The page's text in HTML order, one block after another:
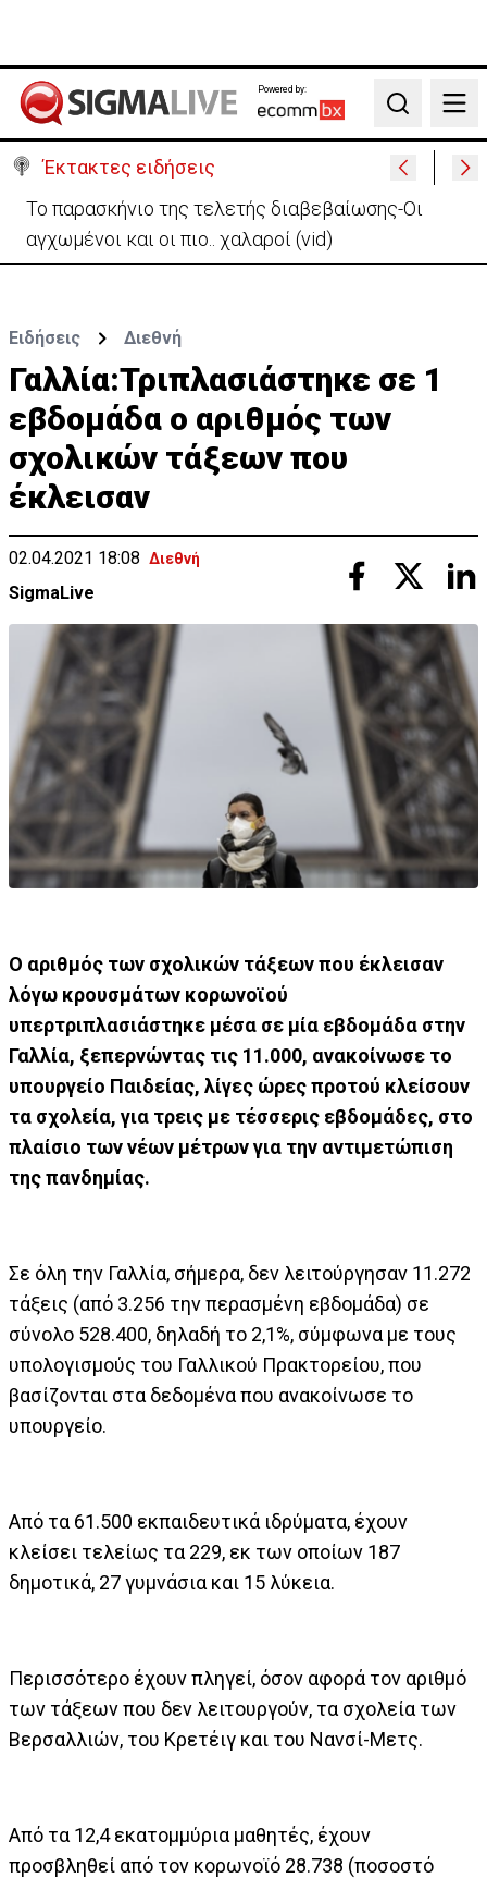
Powered by:
Search
Έκτακτες ειδήσεις
Το παρασκήνιο της τελετής διαβεβαίωσης-Οι
αγχωμένοι και οι πιο.. χαλαροί (vid)
Ειδήσεις Διεθνή
Γαλλία:Τριπλασιάστηκε σε 1
εβδομάδα ο αριθμός των
σχολικών τάξεων που
έκλεισαν
02.04.2021 18:08 Διεθνή
SigmaLive
Ο αριθμός των σχολικών τάξεων που έκλεισαν
λόγω κρουσμάτων κορωνοϊού
υπερτριπλασιάστηκε μέσα σε μία εβδομάδα στην
Γαλλία, ξεπερνώντας τις 11.000, ανακοίνωσε το
υπουργείο Παιδείας, λίγες ώρες πρoτού κλείσουν
τα σχολεία, για τρεις με τέσσερις εβδομάδες, στο
πλαίσιο των νέων μέτρων για την αντιμετώπιση
της πανδημίας.
Σε όλη την Γαλλία, σήμερα, δεν λειτούργησαν 11.272
τάξεις (από 3.256 την περασμένη εβδομάδα) σε
σύνολο 528.400, δηλαδή το 2,1%, σύμφωνα με τους
υπολογισμούς του Γαλλικού Πρακτορείου, που
βασίζονται στα δεδομένα που ανακοίνωσε το
υπουργείο.
Από τα 61.500 εκπαιδευτικά ιδρύματα, έχουν
κλείσει τελείως τα 229, εκ των οποίων 187
δημοτικά, 27 γυμνάσια και 15 λύκεια.
Περισσότερο έχουν πληγεί, όσον αφορά τον αριθμό
των τάξεων που δεν λειτουργούν, τα σχολεία των
Βερσαλλιών, του Κρετέιγ και του Νανσί-Μετς.
Από τα 12,4 εκατομμύρια μαθητές, έχουν
προσβληθεί από τον κορωνοϊό 28.738 (ποσοστό